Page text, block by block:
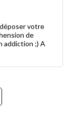
votre
de
addiction ;) A